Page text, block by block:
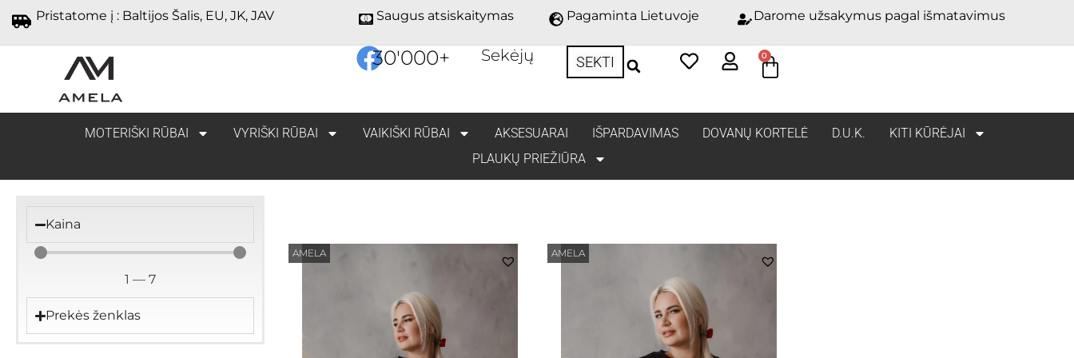
Pristatome į : Baltijos Šalis, EU, JK, JAV Saugus atsiskaitymas Pagaminta Lietuvoje Darome užsakymus pagal išmatavimus
30'000+ Sekėjų SEKTI 0
MOTERIŠKI RŪBAI VYRIŠKI RŪBAI VAIKIŠKI RŪBAI AKSESUARAI IŠPARDAVIMAS DOVANŲ KORTELĖ D.U.K.
KITI KŪRĖJAI
PLAUKŲ PRIEŽIŪRA
Kaina
1 — 7
Prekės ženklas
AMELA AMELA